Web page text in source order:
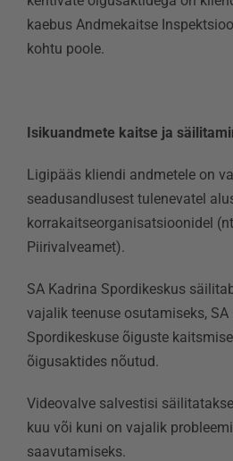
kaebus Andmekaitse
kohtu poole.
Isikuandmete kaitse ja
Ligipääs kliendi andmetele on
seadusandlusest tulenevatel
korrakaitseorganisatsioonidel
Piirivalveamet).
SA Kadrina Spordikeskus
vajalik teenuse osutamiseks, SA
Spordikeskuse õiguste
õigusaktides nõutud.
Videovalve salvestisi
kuu või kuni on vajalik
saavutamiseks.